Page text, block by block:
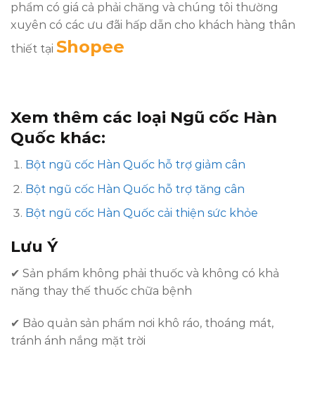
phẩm có giá cả phải chăng và chúng tôi thường
xuyên có các ưu đãi hấp dẫn cho khách hàng thân
thiết tại Shopee
Xem thêm các loại Ngũ cốc Hàn
Quốc khác:
Bột ngũ cốc Hàn Quốc hỗ trợ giảm cân
Bột ngũ cốc Hàn Quốc hỗ trợ tăng cân
Bột ngũ cốc Hàn Quốc cải thiện sức khỏe
Lưu Ý
✔ Sản phẩm không phải thuốc và không có khả
năng thay thế thuốc chữa bệnh
✔ Bảo quản sản phẩm nơi khô ráo, thoáng mát,
tránh ánh nắng mặt trời